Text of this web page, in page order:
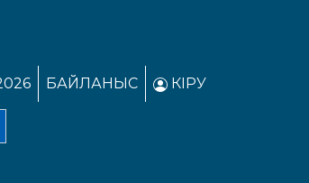
БАЙЛАНЫС КІРУ